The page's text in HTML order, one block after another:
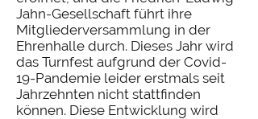
Jahn-Gesellschaft führt ihre
Mitgliederversammlung in der
Ehrenhalle durch. Dieses Jahr wird
das Turnfest aufgrund der Covid-
19-Pandemie leider erstmals seit
Jahrzehnten nicht stattfinden
können. Diese Entwicklung wird